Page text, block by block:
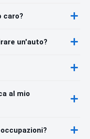
caro?
un'auto?
al mio